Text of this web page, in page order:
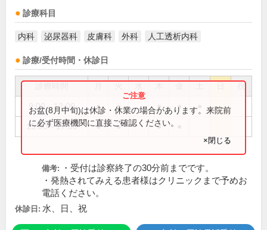
診療科目
内科 泌尿器科 皮膚科 外科 人工透析内科
診療/受付時間・休診日
祝
9:00～12:00 ● ● ● ●
15:00～17:00 ● ● ●
お盆(8月中旬)は休診・休業の場合があります。来院前
に必ず医療機関に直接ご確認ください。
×閉じる
備考:
・受付は診察終了の30分前までです。
・発熱されてみえる患者様はクリニックまで予めお
電話ください。
休診日: 水、日、祝